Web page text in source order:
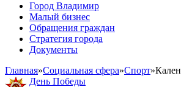
Город Владимир
Малый бизнес
Обращения граждан
Стратегия города
Документы
Главная»Социальная сфера»Спорт»
День Победы